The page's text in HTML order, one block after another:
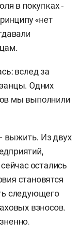
в покупках -
«нет
вслед за
Одних
мы выполнили
выжить. Из двух
остались
становятся
следующего
взносов.